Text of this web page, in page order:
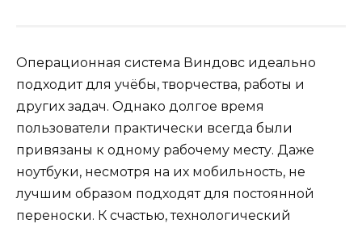
Операционная система Виндовс идеально
подходит для учёбы, творчества, работы и
других задач. Однако долгое время
пользователи практически всегда были
привязаны к одному рабочему месту. Даже
ноутбуки, несмотря на их мобильность, не
лучшим образом подходят для постоянной
переноски. К счастью, технологический